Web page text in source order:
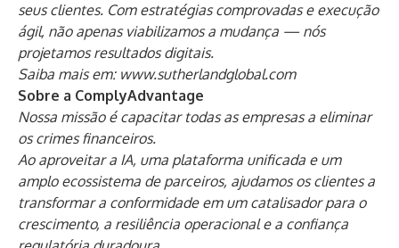
seus clientes. Com estratégias comprovadas e execução
ágil, não apenas viabilizamos a mudança — nós
projetamos resultados digitais.
Saiba mais em: www.sutherlandglobal.com
Sobre a ComplyAdvantage
Nossa missão é capacitar todas as empresas a eliminar
os crimes financeiros.
Ao aproveitar a IA, uma plataforma unificada e um
amplo ecossistema de parceiros, ajudamos os clientes a
transformar a conformidade em um catalisador para o
crescimento, a resiliência operacional e a confiança